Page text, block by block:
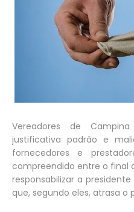
Vereadores de
justificativa padrão e
fornecedores e
compreendido entre o final
responsabilizar a
que, segundo eles, atrasa o